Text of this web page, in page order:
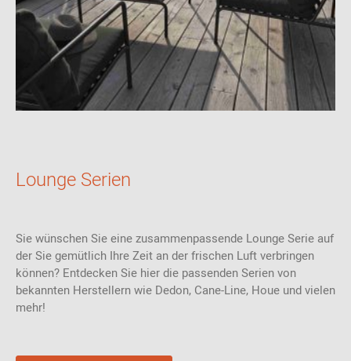
Lounge Serien
Sie wünschen Sie eine zusammenpassende Lounge Serie auf
der Sie gemütlich Ihre Zeit an der frischen Luft verbringen
können? Entdecken Sie hier die passenden Serien von
bekannten Herstellern wie Dedon, Cane-Line, Houe und vielen
mehr!